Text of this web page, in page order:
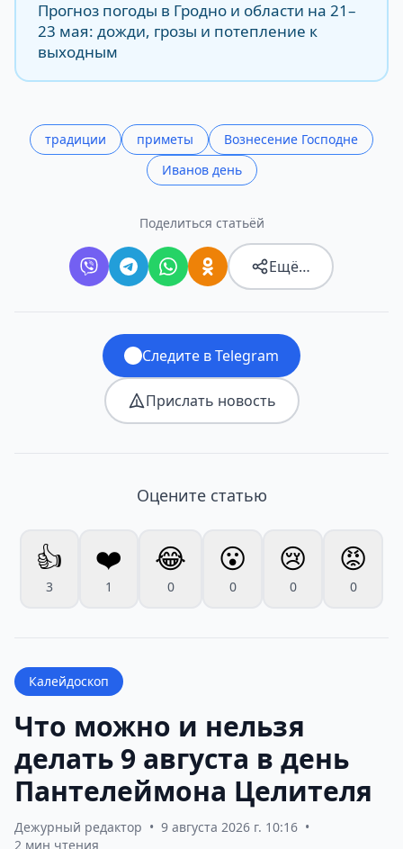
Прогноз погоды в Гродно и области на 21–
23 мая: дожди, грозы и потепление к
выходным
традиции приметы
Вознесение Господне
Иванов день
Поделиться статьёй
Ещё…
Следите в Telegram
Прислать новость
Оцените статью
👍
3
❤️
1
😂
0
😮
0
😢
0
😡
0
Калейдоскоп
Что можно и нельзя
делать 9 августа в день
Пантелеймона Целителя
Дежурный редактор • 9 августа 2026 г. 10:16 •
2 мин чтения